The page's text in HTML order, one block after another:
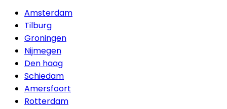
Amsterdam
Tilburg
Groningen
Nijmegen
Den haag
Schiedam
Amersfoort
Rotterdam